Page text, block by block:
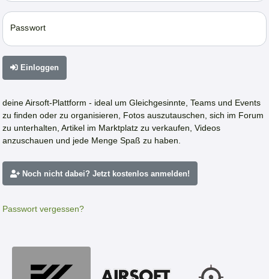
Passwort
Einloggen
deine Airsoft-Plattform - ideal um Gleichgesinnte, Teams und Events
zu finden oder zu organisieren, Fotos auszutauschen, sich im Forum
zu unterhalten, Artikel im Marktplatz zu verkaufen, Videos
anzuschauen und jede Menge Spaß zu haben.
Noch nicht dabei? Jetzt kostenlos anmelden!
Passwort vergessen?